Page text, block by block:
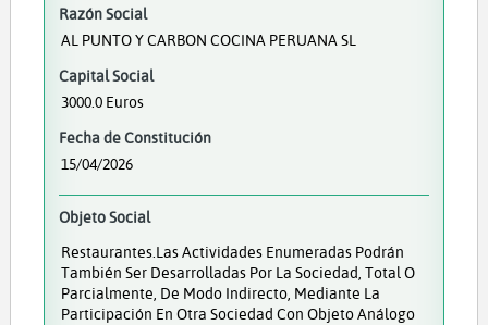
Razón Social
AL PUNTO Y CARBON COCINA PERUANA SL
Capital Social
3000.0 Euros
Fecha de Constitución
15/04/2026
Objeto Social
Restaurantes.Las Actividades Enumeradas Podrán
También Ser Desarrolladas Por La Sociedad, Total O
Parcialmente, De Modo Indirecto, Mediante La
Participación En Otra Sociedad Con Objeto Análogo